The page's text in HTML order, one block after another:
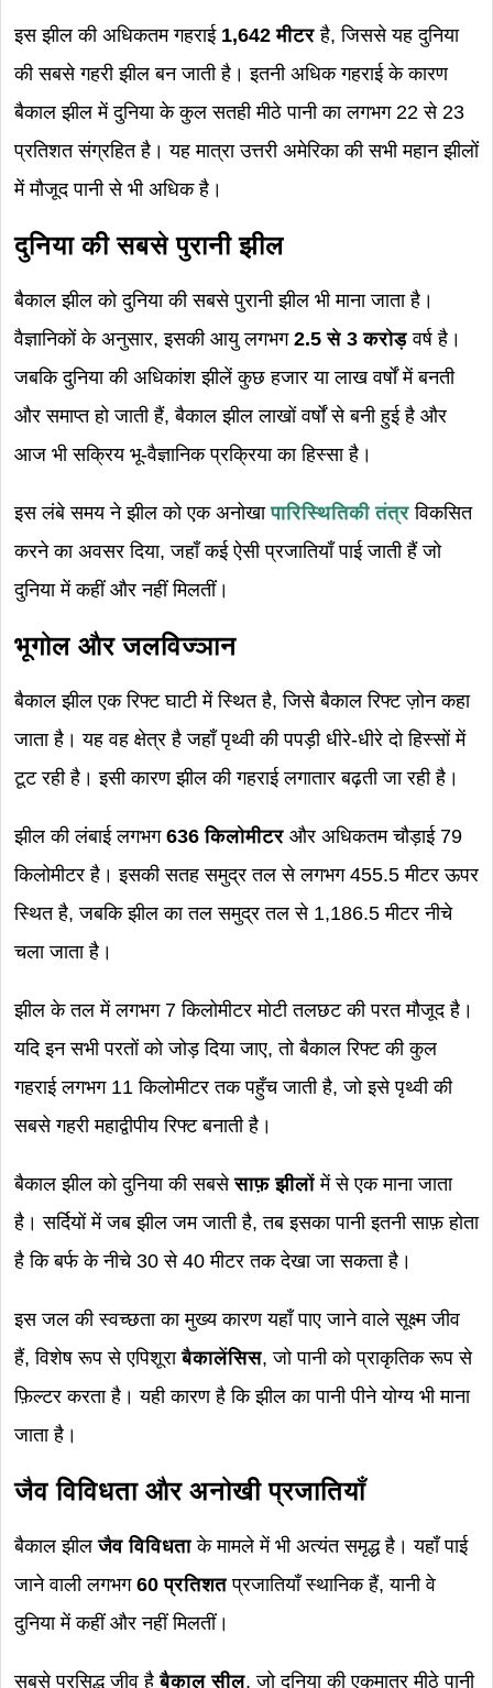
इस झील की अधिकतम गहराई 1,642 मीटर है, जिससे यह दुनिया
की सबसे गहरी झील बन जाती है। इतनी अधिक गहराई के कारण
बैकाल झील में दुनिया के कुल सतही मीठे पानी का लगभग 22 से 23
प्रतिशत संग्रहित है। यह मात्रा उत्तरी अमेरिका की सभी महान झीलों
में मौजूद पानी से भी अधिक है।
दुनिया की सबसे पुरानी झील
बैकाल झील को दुनिया की सबसे पुरानी झील भी माना जाता है।
वैज्ञानिकों के अनुसार, इसकी आयु लगभग 2.5 से 3 करोड़ वर्ष है।
जबकि दुनिया की अधिकांश झीलें कुछ हजार या लाख वर्षों में बनती
और समाप्त हो जाती हैं, बैकाल झील लाखों वर्षों से बनी हुई है और
आज भी सक्रिय भू-वैज्ञानिक प्रक्रिया का हिस्सा है।
इस लंबे समय ने झील को एक अनोखापारिस्थितिकी तंत्र विकसित
करने का अवसर दिया, जहाँ कई ऐसी प्रजातियाँ पाई जाती हैं जो
दुनिया में कहीं और नहीं मिलतीं।
भूगोल और जलविज्ञान
बैकाल झील एक रिफ्ट घाटी में स्थित है, जिसे बैकाल रिफ्ट ज़ोन कहा
जाता है। यह वह क्षेत्र है जहाँ पृथ्वी की पपड़ी धीरे-धीरे दो हिस्सों में
टूट रही है। इसी कारण झील की गहराई लगातार बढ़ती जा रही है।
झील की लंबाई लगभग 636 किलोमीटर और अधिकतम चौड़ाई 79
किलोमीटर है। इसकी सतह समुद्र तल से लगभग 455.5 मीटर ऊपर
स्थित है, जबकि झील का तल समुद्र तल से 1,186.5 मीटर नीचे
चला जाता है।
झील के तल में लगभग 7 किलोमीटर मोटी तलछट की परत मौजूद है।
यदि इन सभी परतों को जोड़ दिया जाए, तो बैकाल रिफ्ट की कुल
गहराई लगभग 11 किलोमीटर तक पहुँच जाती है, जो इसे पृथ्वी की
सबसे गहरी महाद्वीपीय रिफ्ट बनाती है।
बैकाल झील को दुनिया की सबसेसाफ़ झीलों में से एक माना जाता
है। सर्दियों में जब झील जम जाती है, तब इसका पानी इतनी साफ़ होता
है कि बर्फ के नीचे 30 से 40 मीटर तक देखा जा सकता है।
इस जल की स्वच्छता का मुख्य कारण यहाँ पाए जाने वाले सूक्ष्म जीव
हैं, विशेष रूप से एपिशूराबैकालेंसिस, जो पानी को प्राकृतिक रूप से
फ़िल्टर करता है। यही कारण है कि झील का पानी पीने योग्य भी माना
जाता है।
जैव विविधता और अनोखी प्रजातियाँ
बैकाल झीलजैव विविधता के मामले में भी अत्यंत समृद्ध है। यहाँ पाई
जाने वाली लगभग60 प्रतिशत प्रजातियाँ स्थानिक हैं, यानी वे
दुनिया में कहीं और नहीं मिलतीं।
सबसे प्रसिद्ध जीव हैबैकाल सील, जो दुनिया की एकमात्र मीठे पानी